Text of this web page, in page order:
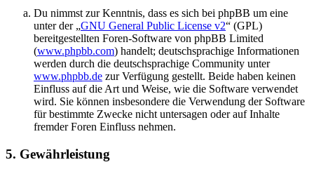
Du nimmst zur Kenntnis, dass es sich bei phpBB um eine
unter der „GNU General Public License v2“ (GPL)
bereitgestellten Foren-Software von phpBB Limited
(www.phpbb.com) handelt; deutschsprachige Informationen
werden durch die deutschsprachige Community unter
www.phpbb.de zur Verfügung gestellt. Beide haben keinen
Einfluss auf die Art und Weise, wie die Software verwendet
wird. Sie können insbesondere die Verwendung der Software
für bestimmte Zwecke nicht untersagen oder auf Inhalte
fremder Foren Einfluss nehmen.
5. Gewährleistung